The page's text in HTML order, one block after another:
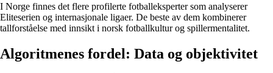
I Norge finnes det flere profilerte fotballeksperter som analyserer
Eliteserien og internasjonale ligaer. De beste av dem kombinerer
tallforståelse med innsikt i norsk fotballkultur og spillermentalitet.
Algoritmenes fordel: Data og objektivitet